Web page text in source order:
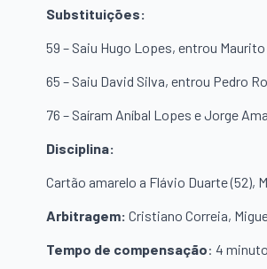
Substituições:
59 – Saiu Hugo Lopes, entrou Maurito
65 – Saiu David Silva, entrou Pedro
76 – Saíram Aníbal Lopes e Jorge
Disciplina:
Cartão amarelo a Flávio Duarte (52),
Arbitragem: Cristiano Correia,
Tempo de compensação: 4